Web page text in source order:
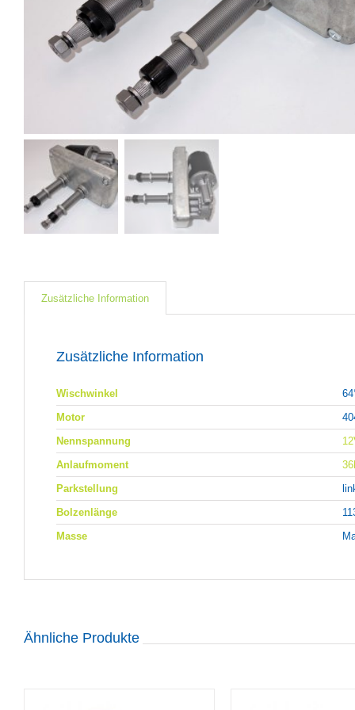
Zusätzliche Information
Zusätzliche Information
Wischwinkel
Motor
Nennspannung
Anlaufmoment
Parkstellung
Bolzenlänge
Masse
Ähnliche Produkte